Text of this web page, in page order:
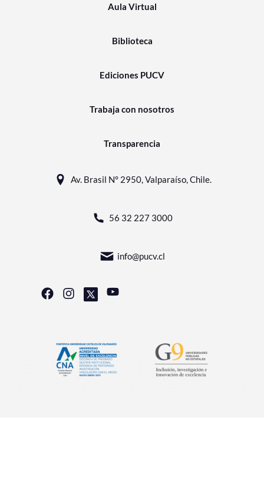
Aula Virtual
Biblioteca
Ediciones PUCV
Trabaja con nosotros
Transparencia
Av. Brasil N° 2950, Valparaíso, Chile.
56 32 227 3000
info@pucv.cl